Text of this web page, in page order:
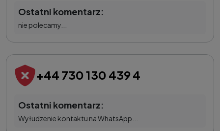
Ostatni komentarz:
nie polecamy...
+44 730 130 439 4
Ostatni komentarz:
Wyłudzenie kontaktu na WhatsApp...